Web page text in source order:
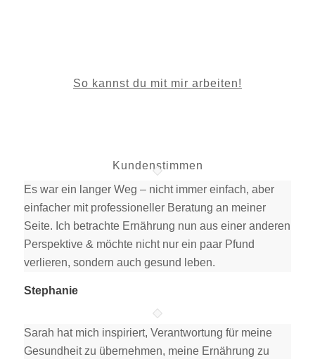
So kannst du mit mir arbeiten!
Kundenstimmen
Es war ein langer Weg – nicht immer einfach, aber
einfacher mit professioneller Beratung an meiner
Seite. Ich betrachte Ernährung nun aus einer anderen
Perspektive & möchte nicht nur ein paar Pfund
verlieren, sondern auch gesund leben.
Stephanie
Sarah hat mich inspiriert, Verantwortung für meine
Gesundheit zu übernehmen, meine Ernährung zu